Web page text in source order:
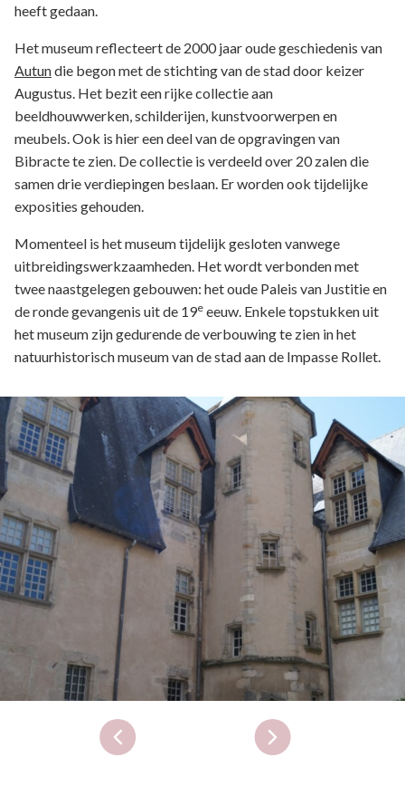
heeft gedaan.
Het museum reflecteert de 2000 jaar oude geschiedenis van
Autundie begon met de stichting van de stad door keizer
Augustus. Het bezit een rijke collectie aan
beeldhouwwerken, schilderijen, kunstvoorwerpen en
meubels. Ook is hier een deel van de opgravingen van
Bibracte te zien. De collectie is verdeeld over 20 zalen die
samen drie verdiepingen beslaan. Er worden ook tijdelijke
exposities gehouden.
Momenteel is het museum tijdelijk gesloten vanwege
uitbreidingswerkzaamheden. Het wordt verbonden met
twee naastgelegen gebouwen: het oude Paleis van Justitie en
de ronde gevangenis uit de 19e eeuw. Enkele topstukken uit
het museum zijn gedurende de verbouwing te zien in het
natuurhistorisch museum van de stad aan de Impasse Rollet.